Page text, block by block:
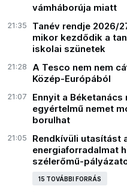
vámháborúja miatt
21:35
Tanév rendje 2026/
mikor kezdődik a
iskolai szünetek
21:28
A Tesco nem nem
Közép-Európából
21:07
Ennyit a
egyértelmű nemet
borulhat
21:05
Rendkívüli utasítást
energiaforradalmat
szélerőmű-
15 TOVÁBBI FORRÁS